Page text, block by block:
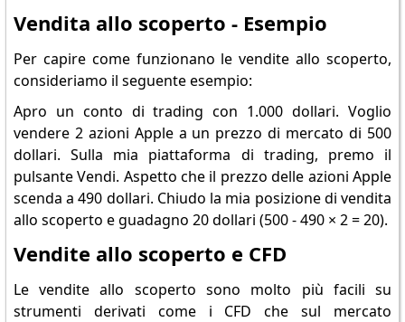
Vendita allo scoperto - Esempio
Per capire come funzionano le vendite allo scoperto,
consideriamo il seguente esempio:
Apro un conto di trading con 1.000 dollari. Voglio
vendere 2 azioni Apple a un prezzo di mercato di 500
dollari. Sulla mia piattaforma di trading, premo il
pulsante Vendi. Aspetto che il prezzo delle azioni Apple
scenda a 490 dollari. Chiudo la mia posizione di vendita
allo scoperto e guadagno 20 dollari (500 - 490 × 2 = 20).
Vendite allo scoperto e CFD
Le vendite allo scoperto sono molto più facili su
strumenti derivati come i CFD che sul mercato